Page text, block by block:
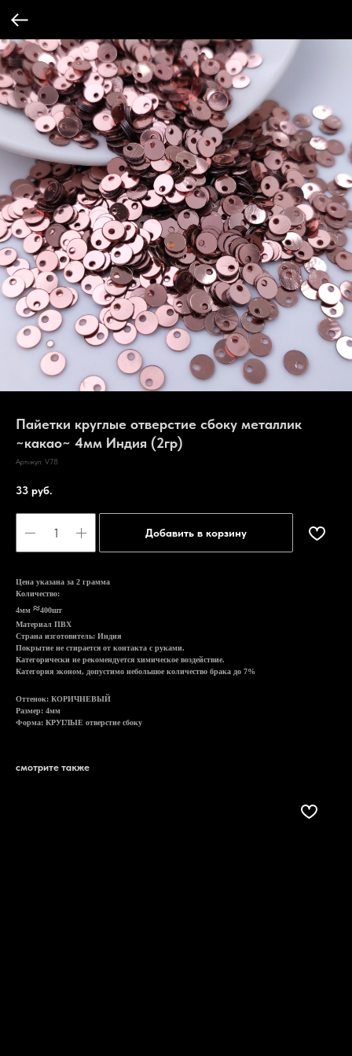
Пайетки круглые отверстие сбоку металлик
~какао~ 4мм Индия (2гр)
Артикул: V78
33 руб.
Добавить в корзину
Цена указана за 2 грамма
Количество:
4мм ≈400шт
Материал ПВХ
Страна изготовитель: Индия
Покрытие не стирается от контакта с руками.
Категорически не рекомендуется химическое воздействие.
Категория эконом, допустимо небольшое количество брака до 7%
Оттенок: КОРИЧНЕВЫЙ
Размер: 4мм
Форма: КРУГЛЫЕ отверстие сбоку
смотрите также